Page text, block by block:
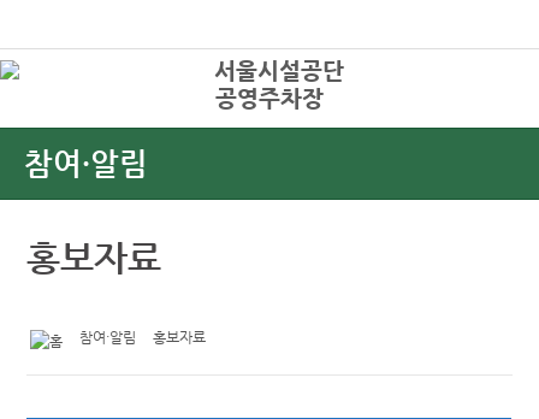
공영주차장
참여·알림
홍보자료
참여·알림 홍보자료